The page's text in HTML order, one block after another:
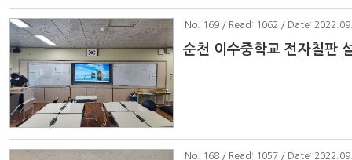
No . 169 / Read: 1062 / Date:
순천 이수중학교 전자칠판
No . 168 / Read: 1057 / Date: